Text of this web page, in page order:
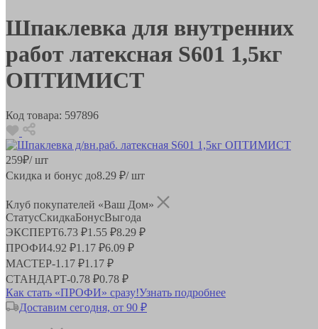
Шпаклевка для внутренних
работ латексная S601 1,5кг
ОПТИМИСТ
Код товара: 597896
259₽/ шт
Скидка и бонус до8.29 ₽/ шт
Клуб покупателей «Ваш Дом»
СтатусСкидкаБонусВыгода
ЭКСПЕРТ6.73 ₽1.55 ₽8.29 ₽
ПРОФИ4.92 ₽1.17 ₽6.09 ₽
МАСТЕР-1.17 ₽1.17 ₽
СТАНДАРТ-0.78 ₽0.78 ₽
Как стать «ПРОФИ» сразу!Узнать подробнее
Доставим сегодня, от 90 ₽